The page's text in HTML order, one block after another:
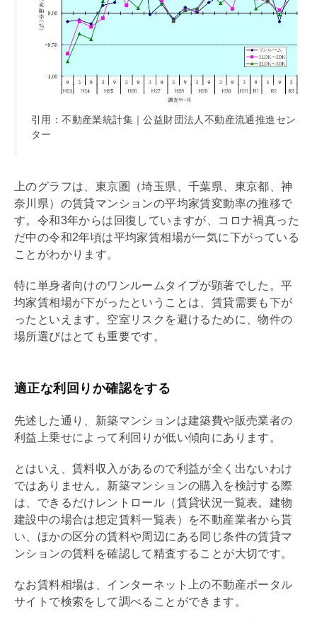
引用：不動産業統計集｜公益財団法人不動産流通推進セン
ター
上のグラフは、東京圏（埼玉県、千葉県、東京都、神
奈川県）の賃貸マンションの平均家賃変動率の推移で
す。令和3年からは回復していますが、コロナ禍真った
だ中の令和2年頃は平均家賃相場が一気に下がっている
ことがわかります。
特に単身者向けのワンルームタイプが顕著でした。平
均家賃相場が下がったということは、賃貸需要も下が
ったといえます。空室リスクを避けるために、物件の
場所選びはとても重要です。
適正な利回りか確認をする
先述した通り、新築マンションは建築費や販売業者の
利益上乗せによって利回り が低い傾向にあります。
とはいえ、賃料収入があるので利益が全く出ないわけ
ではありません。新築マンションの購入を検討する際
は、できるだけ レントロール （賃貸状況一覧表。建物
建設中の場合は想定賃料一覧表）を不動産業者から貰
い、ほかの区分の賃料や周辺にある同じ条件の賃貸マ
ンションの賃料を確認して精査することが大切です。
なお賃料相場は、インターネット上の不動産ポータル
サイトで検索をして調べることができます。